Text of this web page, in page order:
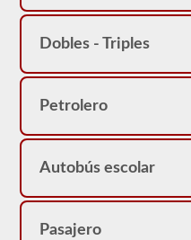
Dobles - Triples
Petrolero
Autobús escolar
Pasajero